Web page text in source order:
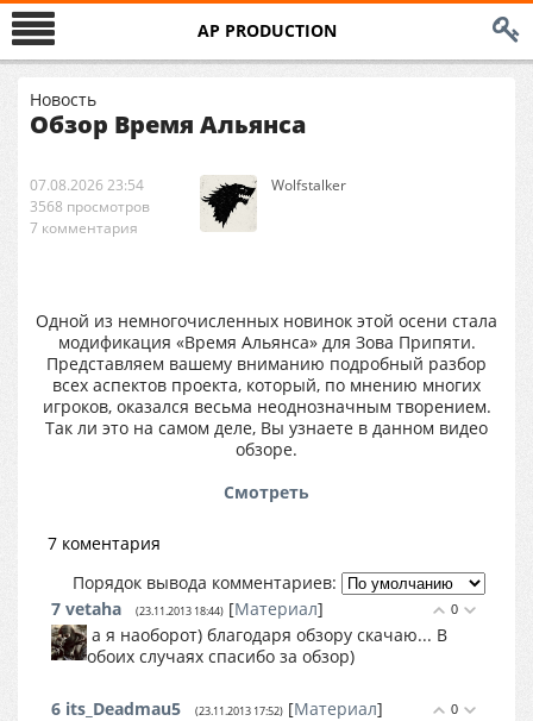
AP PRODUCTION
Новость
Обзор Время Альянса
07.08.2026 23:54
3568 просмотров
7 комментария
Wolfstalker
Одной из немногочисленных новинок этой осени стала
модификация «Время Альянса» для Зова Припяти.
Представляем вашему вниманию подробный разбор
всех аспектов проекта, который, по мнению многих
игроков, оказался весьма неоднозначным творением.
Так ли это на самом деле, Вы узнаете в данном видео
обзоре.
Смотреть
7 коментария
Порядок вывода комментариев:
0
7 vetaha (23.11.2013 18:44) [Материал]
а я наоборот) благодаря обзору скачаю... В
обоих случаях спасибо за обзор)
0
6 its_Deadmau5 (23.11.2013 17:52) [Материал]